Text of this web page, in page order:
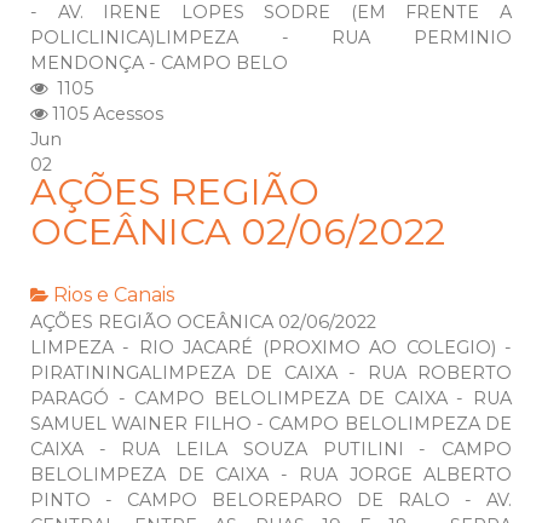
- AV. IRENE LOPES SODRE (EM FRENTE A
POLICLINICA)LIMPEZA - RUA PERMINIO
MENDONÇA - CAMPO BELO
1105
1105 Acessos
Jun
02
AÇÕES REGIÃO
OCEÂNICA 02/06/2022
Rios e Canais
AÇÕES REGIÃO OCEÂNICA 02/06/2022
LIMPEZA - RIO JACARÉ (PROXIMO AO COLEGIO) -
PIRATININGALIMPEZA DE CAIXA - RUA ROBERTO
PARAGÓ - CAMPO BELOLIMPEZA DE CAIXA - RUA
SAMUEL WAINER FILHO - CAMPO BELOLIMPEZA DE
CAIXA - RUA LEILA SOUZA PUTILINI - CAMPO
BELOLIMPEZA DE CAIXA - RUA JORGE ALBERTO
PINTO - CAMPO BELOREPARO DE RALO - AV.